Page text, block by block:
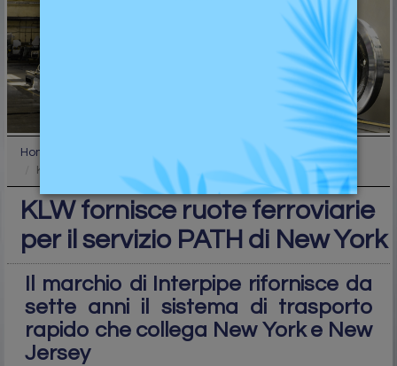
Home
KLW fornisce ruote ferroviarie per il servizio PAT...
KLW fornisce ruote ferroviarie
per il servizio PATH di New York
Il marchio di Interpipe rifornisce da
sette anni il sistema di trasporto
rapido che collega New York e New
Jersey